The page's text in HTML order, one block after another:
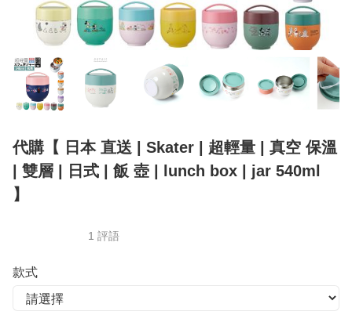
代購【 日本 直送 | Skater | 超輕量 | 真空 保溫
| 雙層 | 日式 | 飯 壺 | lunch box | jar 540ml
】
1 評語
款式